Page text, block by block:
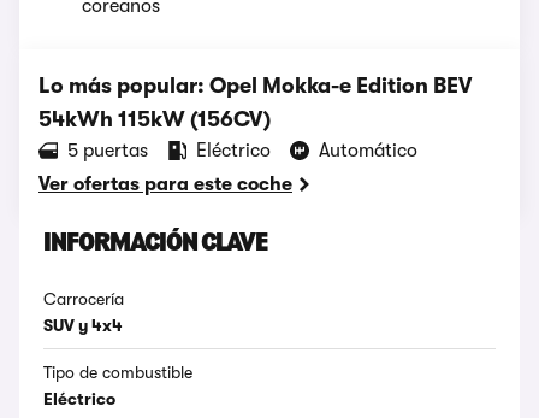
coreanos
Lo más popular: Opel Mokka-e Edition BEV
54kWh 115kW (156CV)
5 puertas Eléctrico
Automático
Ver ofertas para este coche
INFORMACIÓN CLAVE
Carrocería
SUV y 4x4
Tipo de combustible
Eléctrico